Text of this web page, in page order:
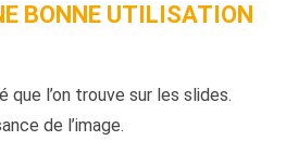
BONNE UTILISATION
que l’on trouve sur les slides.
de l’image.